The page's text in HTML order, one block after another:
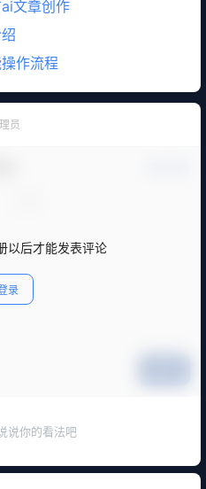
文章创作
作流程
员
以后才能发表评论
录
说你的看法吧